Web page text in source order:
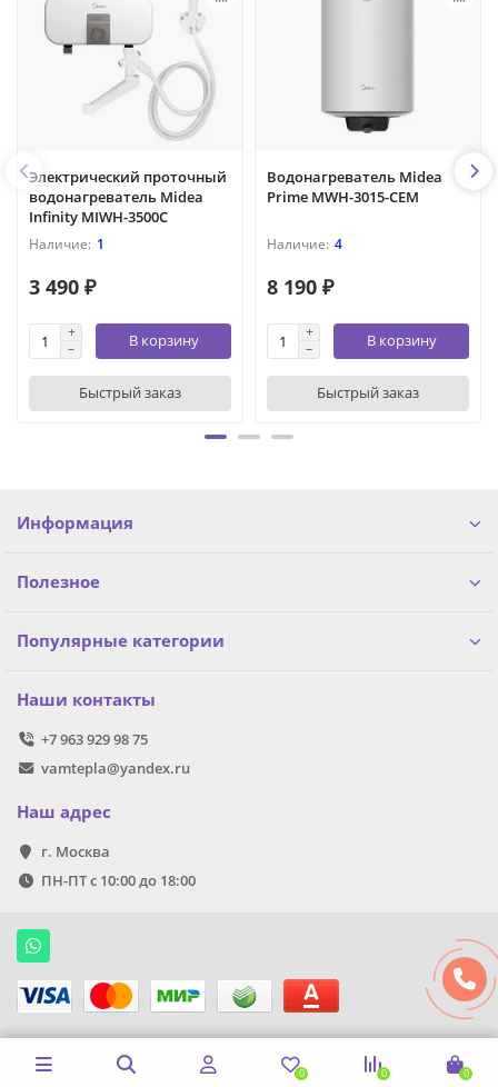
Электрический проточный
водонагреватель Midea
Infinity MIWH-3500C
1
3 490 ₽
В корзину
Быстрый заказ
Водонагреватель Midea
Prime MWH-3015-CEM
4
8 190 ₽
В корзину
Быстрый заказ
Информация
Полезное
Популярные категории
Наши контакты
+7 963 929 98 75
vamtepla@yandex.ru
Наш адрес
г. Москва
ПН-ПТ с 10:00 до 18:00
0 0 0